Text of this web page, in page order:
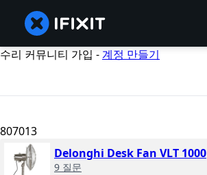
수리 커뮤니티 가입 -계정 만들기
807013
Delonghi Desk Fan VLT 1000
9 질문